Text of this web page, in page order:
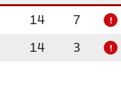
14 7 !
14 3 !